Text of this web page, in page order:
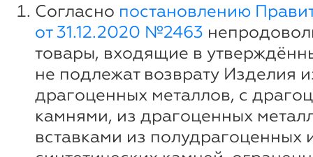
Согласно постановлению
от 31.12.2020 №2463
товары, входящие в
не подлежат возврату Изделия
драгоценных металлов, с
камнями, из драгоценных
вставками из полудрагоценных